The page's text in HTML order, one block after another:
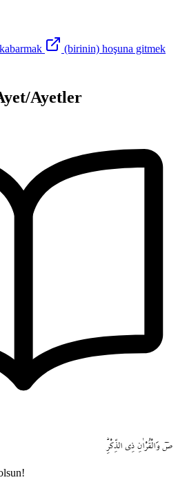
(birinin) hoşuna gitmek
Ayetler
صٓ وَالْقُرْاٰنِ ذِي الذِّكْرِۜ